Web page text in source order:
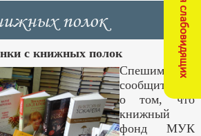
полок
с книжных полок
Спешим
сообщить вам
о том, что
книжный
фонд МУК